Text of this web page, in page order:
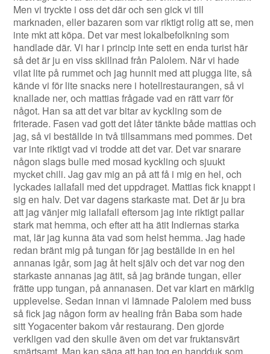
Men vi tryckte i oss det där och sen gick vi till
marknaden, eller bazaren som var riktigt rolig att se, men
inte mkt att köpa. Det var mest lokalbefolkning som
handlade där. Vi har i princip inte sett en enda turist här
så det är ju en viss skillnad från Palolem. När vi hade
vilat lite på rummet och jag hunnit med att plugga lite, så
kände vi för lite snacks nere i hotellrestaurangen, så vi
knallade ner, och mattias frågade vad en rätt varr för
något. Han sa att det var bitar av kyckling som de
friterade. Fasen vad gott det låter tänkte både mattias och
jag, så vi beställde in två tillsammans med pommes. Det
var inte riktigt vad vi trodde att det var. Det var snarare
någon slags bulle med mosad kyckling och sjuukt
mycket chili. Jag gav mig an på att få i mig en hel, och
lyckades iallafall med det uppdraget. Mattias fick knappt i
sig en halv. Det var dagens starkaste mat. Det är ju bra
att jag vänjer mig iallafall eftersom jag inte riktigt pallar
stark mat hemma, och efter att ha ätit Indiernas starka
mat, lär jag kunna äta vad som helst hemma. Jag hade
redan bränt mig på tungan för jag beställde in en hel
annanas igår, som jag åt helt själv och det var nog den
starkaste annanas jag ätit, så jag brände tungan, eller
frätte upp tungan, på annanasen. Det var klart en märklig
upplevelse. Sedan innan vi lämnade Palolem med buss
så fick jag någon form av healing från Baba som hade
sitt Yogacenter bakom vår restaurang. Den gjorde
verkligen vad den skulle även om det var fruktansvärt